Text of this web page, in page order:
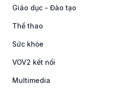
Giáo dục - Đào tạo
Thể thao
Sức khỏe
VOV2 kết nối
Multimedia